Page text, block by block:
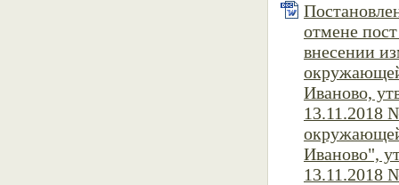
отмене
внесении
Иваново,
13.11.2018
Иваново",
13.11.2018